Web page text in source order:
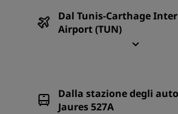
Dal Tunis-Carthage
Airport (TUN)
Dalla stazione degli
Jaures 527A